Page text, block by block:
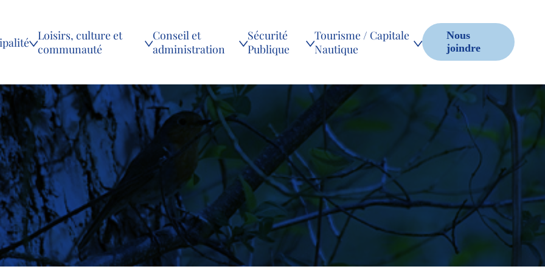
Loisirs, culture et
communauté
Conseil et
administration
Sécurité
Publique
Tourisme / Capitale
Nautique
Nous
joindre